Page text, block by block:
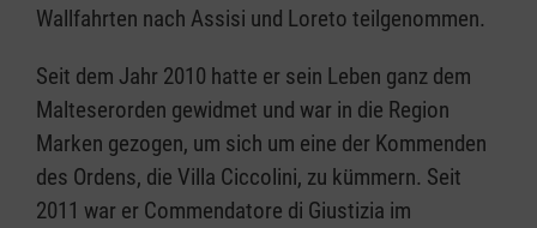
Wallfahrten nach Assisi und Loreto teilgenommen.
Seit dem Jahr 2010 hatte er sein Leben ganz dem
Malteserorden gewidmet und war in die Region
Marken gezogen, um sich um eine der Kommenden
des Ordens, die Villa Ciccolini, zu kümmern. Seit
2011 war er Commendatore di Giustizia im